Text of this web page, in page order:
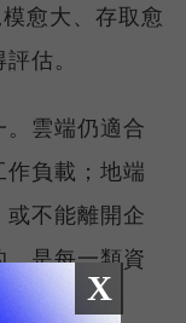
愈大、存取愈
估。
雲端仍適合
負載；地端
不能離開企
是每一類資
X